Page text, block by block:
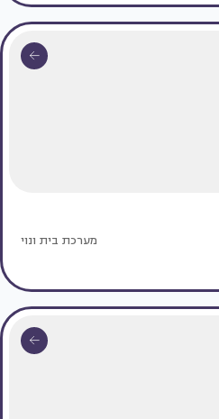
מערכת בית ונוי